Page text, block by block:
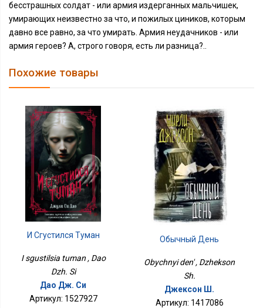
бесстрашных солдат - или армия издерганных мальчишек,
умирающих неизвестно за что, и пожилых циников, которым
давно все равно, за что умирать. Армия неудачников - или
армия героев? А, строго говоря, есть ли разница?..
Похожие товары
И Сгустился Туман
I sgustilsia tuman , Dao
Dzh. Si
Дао Дж. Си
Артикул: 1527927
Обычный День
Obychnyi den' , Dzhekson
Sh.
Джексон Ш.
Артикул: 1417086